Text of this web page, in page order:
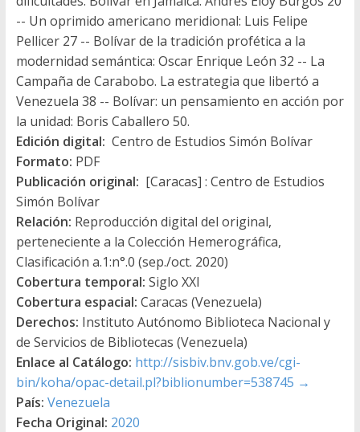
-- Un oprimido americano meridional: Luis Felipe
Pellicer 27 -- Bolívar de la tradición profética a la
modernidad semántica: Oscar Enrique León 32 -- La
Campaña de Carabobo. La estrategia que libertó a
Venezuela 38 -- Bolívar: un pensamiento en acción por
la unidad: Boris Caballero 50.
Edición digital: Centro de Estudios Simón Bolívar
Formato: PDF
Publicación original: [Caracas] : Centro de Estudios
Simón Bolívar
Relación: Reproducción digital del original,
perteneciente a la Colección Hemerográfica,
Clasificación a.1:n°.0 (sep./oct. 2020)
Cobertura temporal: Siglo XXI
Cobertura espacial: Caracas (Venezuela)
Derechos: Instituto Autónomo Biblioteca Nacional y
de Servicios de Bibliotecas (Venezuela)
Enlace al Catálogo: http://sisbiv.bnv.gob.ve/cgi-
bin/koha/opac-detail.pl?biblionumber=538745 →
País: Venezuela
Fecha Original: 2020